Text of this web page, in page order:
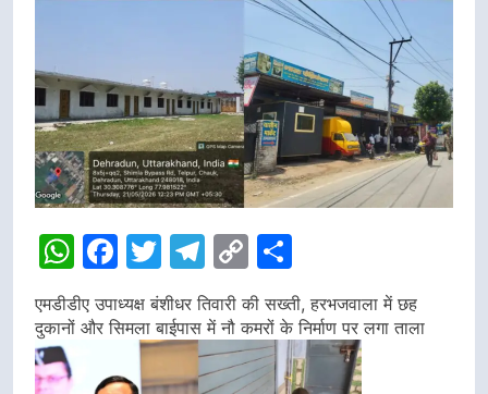
WhatsApp
Facebook
Twitter
Telegram
Copy
Link
एमडीडीए उपाध्यक्ष बंशीधर तिवारी की सख्ती, हरभजवाला में छह
दुकानों और सिमला बाईपास में नौ कमरों के निर्माण पर लगा ताला